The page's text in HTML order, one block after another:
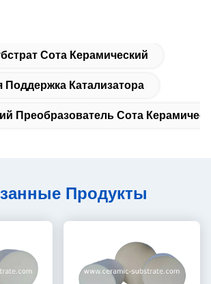
Сота Керамический
Поддержка Катализатора
Преобразователь Сота
Продукты